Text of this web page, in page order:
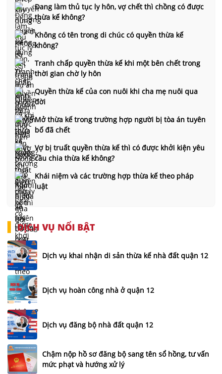
Đang làm thủ tục ly hôn, vợ chết thì chồng có được
thừa kế không?
Không có tên trong di chúc có quyền thừa kế
không?
Tranh chấp quyền thừa kế khi một bên chết trong
thời gian chờ ly hôn
Quyền thừa kế của con nuôi khi cha mẹ nuôi qua
đời
Mở thừa kế trong trường hợp người bị tòa án tuyên
bố đã chết
Vợ bị truất quyền thừa kế thì có được khởi kiện yêu
cầu chia thừa kế không?
Khái niệm và các trường hợp thừa kế theo pháp
luật
DỊCH VỤ NỔI BẬT
Dịch vụ khai nhận di sản thừa kế nhà đất quận 12
Dịch vụ hoàn công nhà ở quận 12
Dịch vụ đăng bộ nhà đất quận 12
Chậm nộp hồ sơ đăng bộ sang tên sổ hồng, tư vấn
mức phạt và hướng xử lý